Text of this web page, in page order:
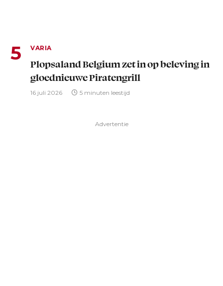
VARIA
Plopsaland Belgium zet in op beleving in
gloednieuwe Piratengrill
16 juli 2026 5 minuten leestijd
Advertentie